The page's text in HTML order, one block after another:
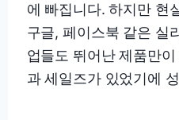
에 빠집니다. 하지만 현
구글, 페이스북 같은 실
업들도 뛰어난 제품만
과 세일즈가 있었기에